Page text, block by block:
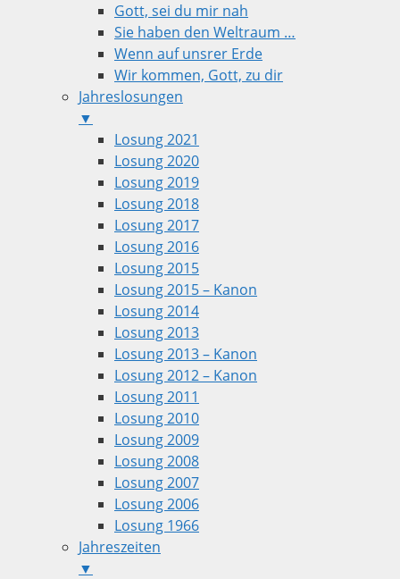
Gott, sei du mir nah
Sie haben den Weltraum …
Wenn auf unsrer Erde
Wir kommen, Gott, zu dir
Jahreslosungen
▼
Losung 2021
Losung 2020
Losung 2019
Losung 2018
Losung 2017
Losung 2016
Losung 2015
Losung 2015 – Kanon
Losung 2014
Losung 2013
Losung 2013 – Kanon
Losung 2012 – Kanon
Losung 2011
Losung 2010
Losung 2009
Losung 2008
Losung 2007
Losung 2006
Losung 1966
Jahreszeiten
▼